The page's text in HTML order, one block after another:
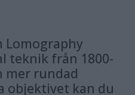
teknik från 1800-
mer rundad
objektivet kan du